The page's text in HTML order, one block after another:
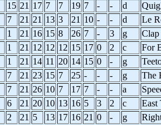
15 21 17 7 7 19 7 - - d
7 21 21 13 3 21 10 - - d
Le
1 21 16 15 8 26 7 - 3 g
1 21 12 12 12 15 17 0 2 c
For
1 21 14 11 20 14 15 0 - g
7 21 23 15 7 25 - - - g
The
7 21 26 10 7 17 7 - - a
6 21 20 10 13 16 5 3 2 c
East
2 21 5 13 17 16 21 0 - g